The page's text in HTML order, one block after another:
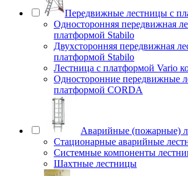
Передвижные лестницы с
Односторонняя передвижная
платформой Stabilo
Двухсторонняя передвижная
платформой Stabilo
Лестница с платформой Vario
Односторонние передвижные
платформой CORDA
Аварийные (пожарные)
Стационарные аварийные
Системные компоненты
Шахтные лестницы